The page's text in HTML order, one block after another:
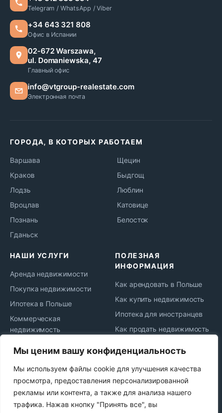
Мы ценим вашу конфиденциальность
Мы используем файлы cookie для улучшения качества
просмотра, предоставления персонализированной
рекламы или контента, а также для анализа нашего
трафика. Нажав кнопку "Принять все", вы
Telegram / WhatsApp / Viber
+34 643 321 808
Офис в Испании
02-672 Warszawa,
ul. Domaniewska, 47
Главный офис
info@vtgroup-realestate.com
Электронная почта
ГОРОДА, В КОТОРЫХ РАБОТАЕМ
Варшава
Краков
Лодзь
Вроцлав
Познань
Гданьск
Щецин
Быдгощ
Люблин
Катовице
Белосток
НАШИ УСЛУГИ
Аренда недвижимости
Покупка недвижимости
Ипотека в Польше
Коммерческая
недвижимость
сопровождение
Сдача в аренду
Продажа недвижимости
Najem okazjonalny
ПОЛЕЗНАЯ
ИНФОРМАЦИЯ
Как арендовать в Польше
Как купить недвижимость
Ипотека для иностранцев
Как продать недвижимость
Новости рынка
Политика
конфиденциальности